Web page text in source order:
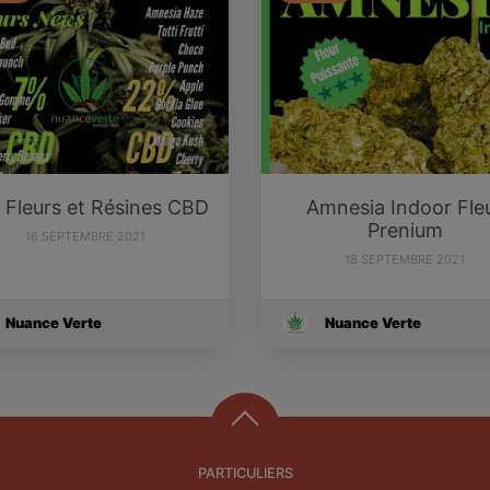
Fleurs et Résines CBD
16 SEPTEMBRE 2021
Nuance Verte
Amnesia Indoor
Prenium
18 SEPTEMBRE 2021
Nuance Verte
PARTICULIERS